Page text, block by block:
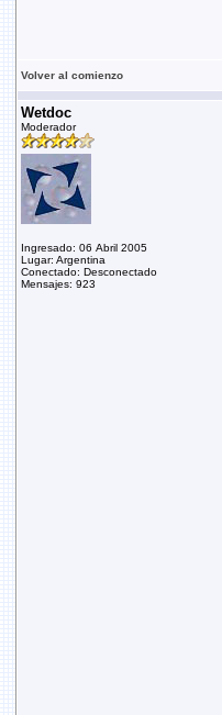
Volver al comienzo
Wetdoc
Moderador
Ingresado: 06 Abril 2005
Lugar: Argentina
Conectado: Desconectado
Mensajes: 923